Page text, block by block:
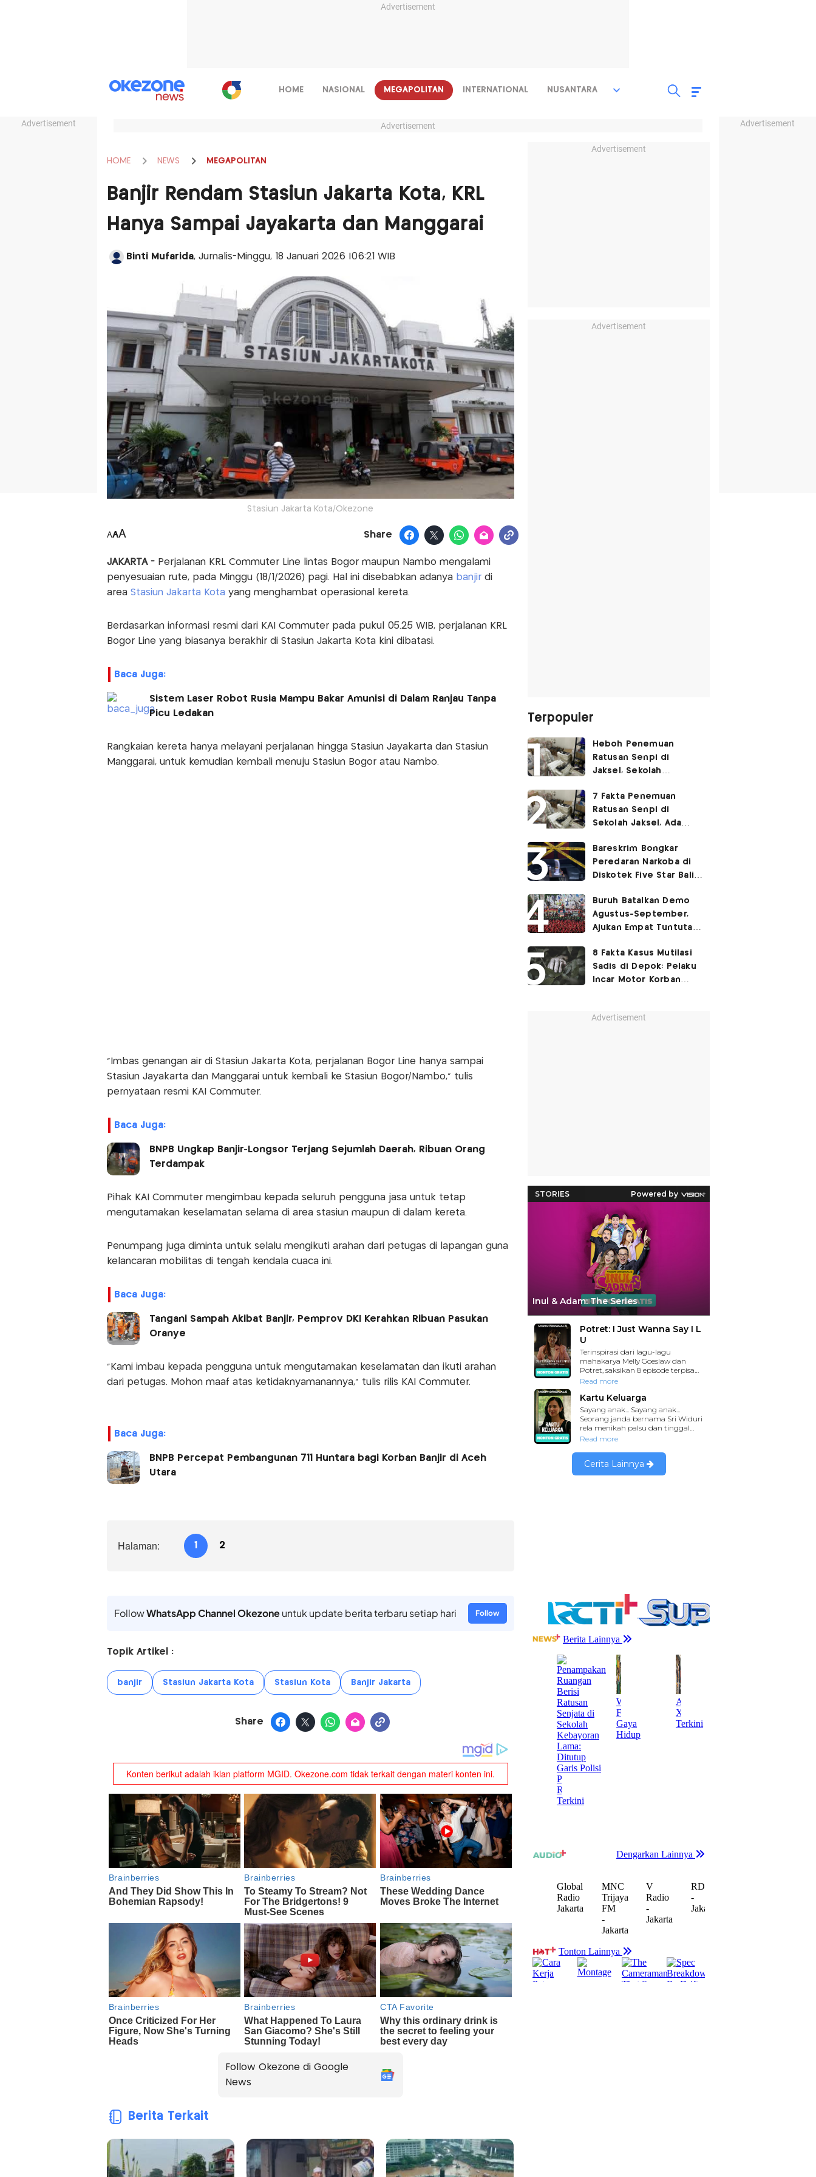
Advertisement
Advertisement Advertisement
HOME NASIONAL MEGAPOLITAN INTERNATIONAL NUSANTARA
Advertisement
HOME NEWS MEGAPOLITAN
Banjir Rendam Stasiun Jakarta Kota, KRL
Hanya Sampai Jayakarta dan Manggarai
Binti Mufarida, Jurnalis-Minggu, 18 Januari 2026 |06:21 WIB
Stasiun Jakarta Kota/Okezone
AAA Share
JAKARTA -Perjalanan KRL Commuter Line lintas Bogor maupun Nambo mengalami
penyesuaian rute, pada Minggu (18/1/2026) pagi. Hal ini disebabkan adanyabanjir di
area Stasiun Jakarta Kota yang menghambat operasional kereta.
Berdasarkan informasi resmi dari KAI Commuter pada pukul 05.25 WIB, perjalanan KRL
Bogor Line yang biasanya berakhir di Stasiun Jakarta Kota kini dibatasi.
Baca Juga:
Sistem Laser Robot Rusia Mampu Bakar Amunisi di Dalam Ranjau Tanpa
Picu Ledakan
Rangkaian kereta hanya melayani perjalanan hingga Stasiun Jayakarta dan Stasiun
Manggarai, untuk kemudian kembali menuju Stasiun Bogor atau Nambo.
"Imbas genangan air di Stasiun Jakarta Kota, perjalanan Bogor Line hanya sampai
Stasiun Jayakarta dan Manggarai untuk kembali ke Stasiun Bogor/Nambo," tulis
pernyataan resmi KAI Commuter.
Baca Juga:
BNPB Ungkap Banjir-Longsor Terjang Sejumlah Daerah, Ribuan Orang
Terdampak
Pihak KAI Commuter mengimbau kepada seluruh pengguna jasa untuk tetap
mengutamakan keselamatan selama di area stasiun maupun di dalam kereta.
Penumpang juga diminta untuk selalu mengikuti arahan dari petugas di lapangan guna
kelancaran mobilitas di tengah kendala cuaca ini.
Baca Juga:
Tangani Sampah Akibat Banjir, Pemprov DKI Kerahkan Ribuan Pasukan
Oranye
"Kami imbau kepada pengguna untuk mengutamakan keselamatan dan ikuti arahan
dari petugas. Mohon maaf atas ketidaknyamanannya," tulis rilis KAI Commuter.
Baca Juga:
BNPB Percepat Pembangunan 711 Huntara bagi Korban Banjir di Aceh
Utara
Halaman: 1 2
FollowWhatsApp Channel Okezoneuntuk update berita terbaru setiap hari Follow
Topik Artikel :
banjir Stasiun Jakarta Kota Stasiun Kota Banjir Jakarta
Share
Follow Okezone di Google
News
Berita Terkait
Advertisement
Advertisement
Terpopuler
Heboh Penemuan
Ratusan Senpi di
Jaksel, Sekolah
Kegiatan Eskul
Menembak
7 Fakta Penemuan
Ratusan Senpi di
Sekolah Jaksel, Ada
Ruang Bunker
Bareskrim Bongkar
Peredaran Narkoba di
Diskotek Five Star Bali,
Buruh Batalkan Demo
Agustus-September,
Ajukan Empat Tuntutan
8 Fakta Kasus Mutilasi
Sadis di Depok: Pelaku
Incar Motor Korban
Advertisement